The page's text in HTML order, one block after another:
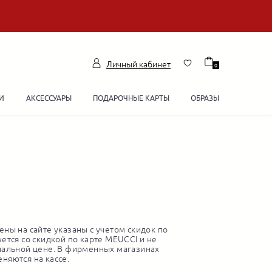
Личный кабинет 0
АКСЕССУАРЫ ПОДАРОЧНЫЕ КАРТЫ ОБРАЗЫ
на сайте указаны с учетом скидок по
со скидкой по карте MEUCCI и не
цене. В фирменных магазинах
на кассе.